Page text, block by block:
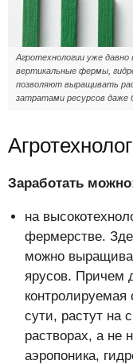
Агротехнологии уже
вертикальные фермы,
позволяют выращивать
затратами ресурсов даже
Заработать
на
фермерстве.
можно
ярусов. Причем
сути, растут на
растворах, а не
аэропоника,